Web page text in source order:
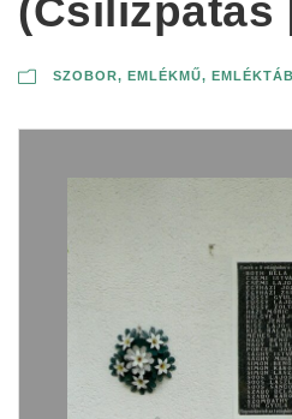
(Csilizpatas
SZOBOR, EMLÉKMŰ,